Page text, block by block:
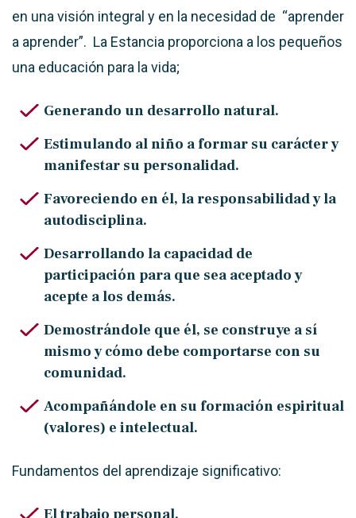
en una visión integral y en la necesidad de “aprender
a aprender”. La Estancia proporciona a los pequeños
una educación para la vida;
Generando un desarrollo natural.
Estimulando al niño a formar su carácter y
manifestar su personalidad.
Favoreciendo en él, la responsabilidad y la
autodisciplina.
Desarrollando la capacidad de
participación para que sea aceptado y
acepte a los demás.
Demostrándole que él, se construye a sí
mismo y cómo debe comportarse con su
comunidad.
Acompañándole en su formación espiritual
(valores) e intelectual.
Fundamentos del aprendizaje significativo:
El trabajo personal.